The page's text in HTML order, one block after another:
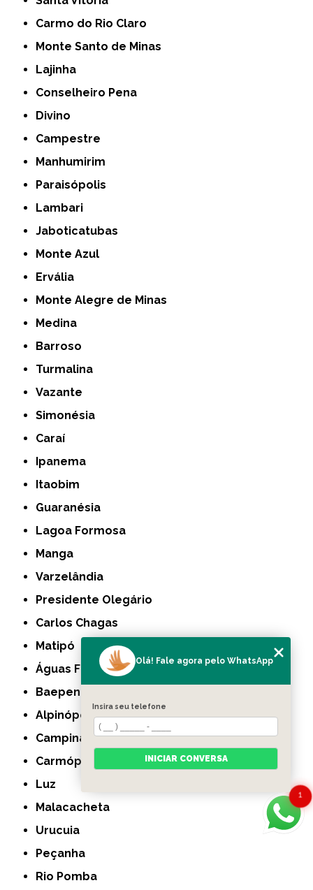
Carmo do Rio Claro
Monte Santo de Minas
Lajinha
Conselheiro Pena
Divino
Campestre
Manhumirim
Paraisópolis
Lambari
Jaboticatubas
Monte Azul
Ervália
Monte Alegre de Minas
Medina
Barroso
Turmalina
Vazante
Simonésia
Caraí
Ipanema
Itaobim
Guaranésia
Lagoa Formosa
Manga
Varzelândia
Presidente Olegário
Carlos Chagas
Matipó
Águas Formosas
Baependi
Alpinópolis
Campina Verde
Carmópolis de Minas
Luz
Malacacheta
Urucuia
Peçanha
Rio Pomba
1
Olá! Fale agora pelo WhatsApp
Insira seu telefone
INICIAR CONVERSA